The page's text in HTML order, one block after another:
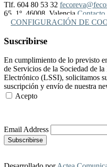
Tlf. 604 80 53 32
65, 1º, 46008, Valencia Contacto
CONFIGURACIÓN DE
Suscribirse
En cumplimiento de lo previsto
de Servicios de la Sociedad de
Electrónico (LSSI), solicitamos
suscripción y envío de nuestra
Acepto
Email Address